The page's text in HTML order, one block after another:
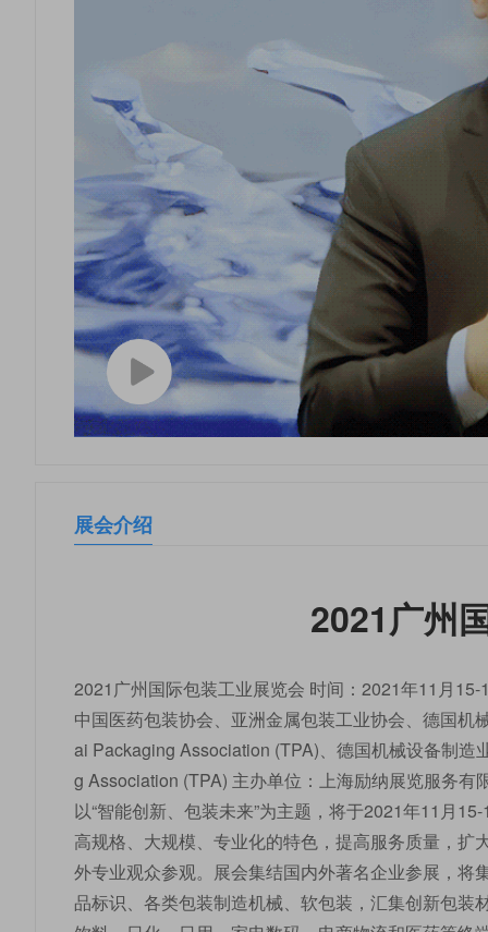
展会介绍
2021广州
2021广州国际包装工业展览会 时间：2021年11月
中国医药包装协会、亚洲金属包装工业协会、德国
ai Packaging Association (TPA)、德国机械设备制
g Association (TPA) 主办单位：上海励纳展览服务有
以“智能创新、包装未来”为主题，将于2021年11月
高规格、大规模、专业化的特色，提高服务质量，
外专业观众参观。展会集结国内外著名企业参展，
品标识、各类包装制造机械、软包装，汇集创新包